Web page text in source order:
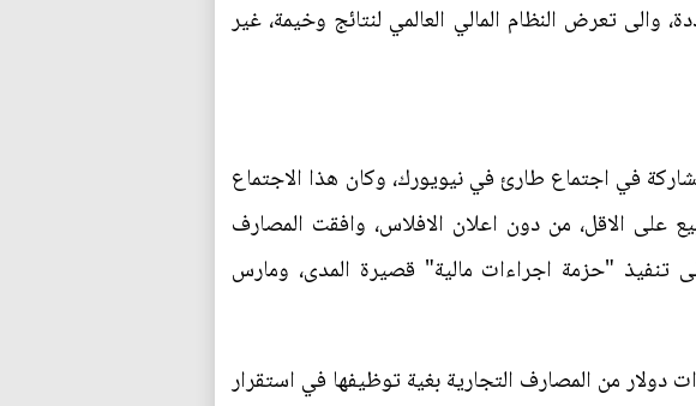
والى تعرض النظام المالي العالمي لنتائج وخيمة، غير
الدولي جاك لاروزبير في الحال، ممثلي 800 مصرف للمشاركة في اجتماع طارئ في نيويورك، وكان هذا الاجتماع
على الاقل، من دون اعلان الافلاس، وافقت المصارف
تنفيذ "حزمة اجراءات مالية" قصيرة المدى، ومارس
الدولي في وقت لاحق انه نجح في "انتزاع" قروض قيمتها 5 مليارات دولار من المصارف التجارية بغية توظيفها في استقرار